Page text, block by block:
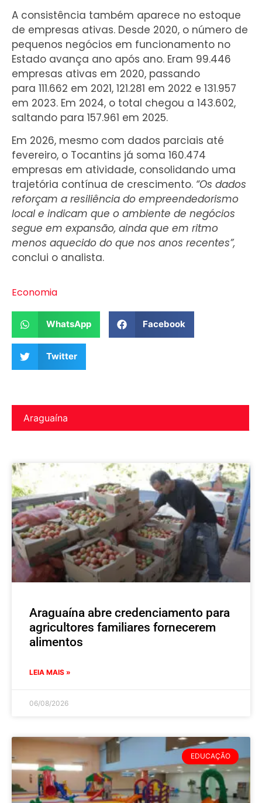
A consistência também aparece no estoque
de empresas ativas. Desde 2020, o número de
pequenos negócios em funcionamento no
Estado avança ano após ano. Eram 99.446
empresas ativas em 2020, passando
para 111.662 em 2021, 121.281 em 2022 e 131.957
em 2023. Em 2024, o total chegou a 143.602,
saltando para 157.961 em 2025.
Em 2026, mesmo com dados parciais até
fevereiro, o Tocantins já soma 160.474
empresas em atividade, consolidando uma
trajetória contínua de crescimento. “Os dados
reforçam a resiliência do empreendedorismo
local e indicam que o ambiente de negócios
segue em expansão, ainda que em ritmo
menos aquecido do que nos anos recentes”,
conclui o analista.
Economia
WhatsApp Facebook
Twitter
Araguaína
Araguaína abre credenciamento para
agricultores familiares fornecerem
alimentos
LEIA MAIS »
06/08/2026
EDUCAÇÃO